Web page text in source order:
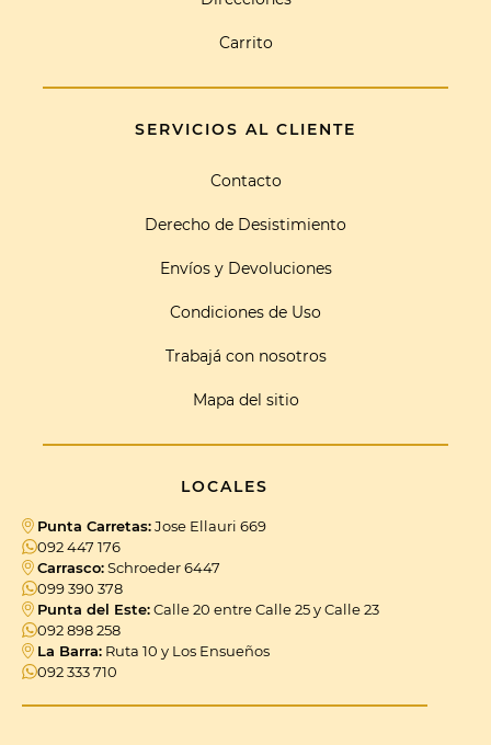
Carrito
SERVICIOS AL CLIENTE
Contacto
Derecho de Desistimiento
Envíos y Devoluciones
Condiciones de Uso
Trabajá con nosotros
Mapa del sitio
LOCALES
Punta Carretas:Jose Ellauri 669
092 447 176
Carrasco:Schroeder 6447
099 390 378
Punta del Este:Calle 20 entre Calle 25 y Calle 23
092 898 258
La Barra: Ruta 10 y Los Ensueños
092 333 710